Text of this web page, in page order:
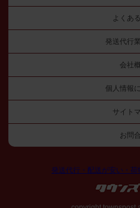
よくあ
発送代行
会社
個人情報
サイト
お問
発送代行・配送が安い・